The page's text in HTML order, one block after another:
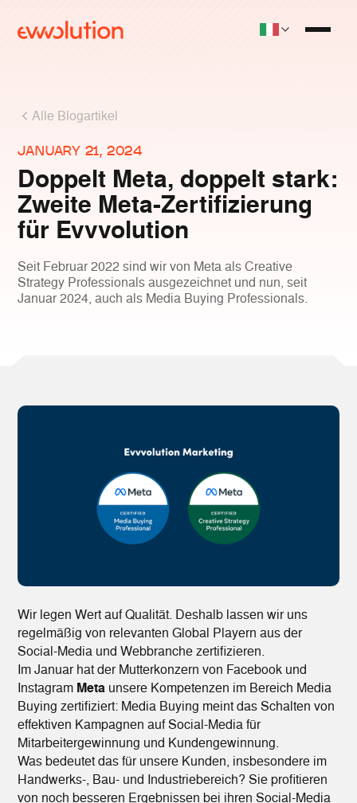
Alle Blogartikel
JANUARY 21, 2024
Doppelt Meta, doppelt stark:
Zweite Meta-Zertifizierung
für Evvvolution
Seit Februar 2022 sind wir von Meta als Creative
Strategy Professionals ausgezeichnet und nun, seit
Januar 2024, auch als Media Buying Professionals.
Wir legen Wert auf Qualität. Deshalb lassen wir uns
regelmäßig von relevanten Global Playern aus der
Social-Media und Webbranche zertifizieren.
Im Januar hat der Mutterkonzern von Facebook und
Instagram Meta unsere Kompetenzen im Bereich Media
Buying zertifiziert: Media Buying meint das Schalten von
effektiven Kampagnen auf Social-Media für
Mitarbeitergewinnung und Kundengewinnung.
Was bedeutet das für unsere Kunden, insbesondere im
Handwerks-, Bau- und Industriebereich? Sie profitieren
von noch besseren Ergebnissen bei ihren Social-Media